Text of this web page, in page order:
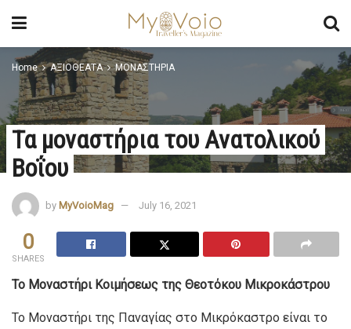
Home ΑΞΙΟΘΕΑΤΑ ΜΟΝΑΣΤΗΡΙΑ
Τα μοναστήρια του Ανατολικού
Βοΐου
by MyVoioMag July 16, 2021
0
SHARES
Το Μοναστήρι Κοιμήσεως της Θεοτόκου Μικροκάστρου
Το Μοναστήρι της Παναγίας στο Μικρόκαστρο είναι το